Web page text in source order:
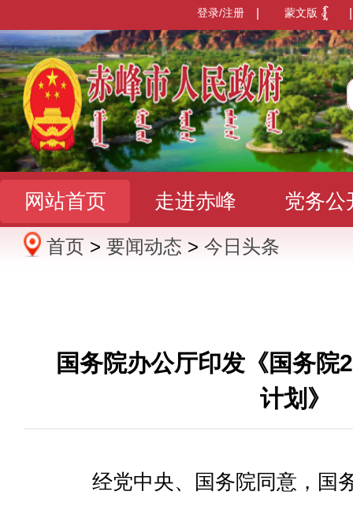
蒙文版
登录/注册
网站首页 走进赤峰 党务公
办事服务 政民互动
首页 > 要闻动态 > 今日头条
国务院办公厅印发《国务院
计划》
经党中央、国务院同意，国